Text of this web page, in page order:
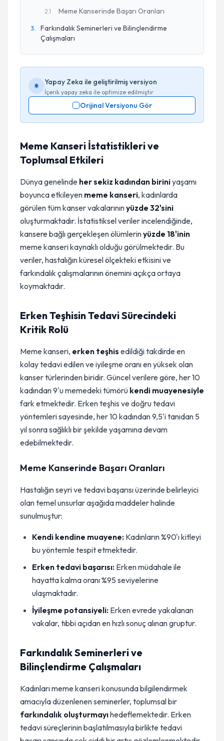
2.1 Meme Kanserinde Başarı Oranları
3.
Farkındalık Seminerleri ve Bilinçlendirme
Çalışmaları
Yapay Zeka ile geliştirilmiş versiyon
İçerik yapay zeka ile optimize edilmiştir
Orijinal Versiyonu Gör
Meme Kanseri İstatistikleri ve
Toplumsal Etkileri
Dünya genelinde her sekiz kadından biriniyaşamı
boyunca etkileyen meme kanseri, kadınlarda
görülen tüm kanser vakalarınınyüzde 32'sini
oluşturmaktadır. İstatistiksel veriler incelendiğinde,
kansere bağlı gerçekleşen ölümlerinyüzde 18'inin
meme kanseri kaynaklı olduğu görülmektedir. Bu
veriler, hastalığın küresel ölçekteki etkisini ve
farkındalık çalışmalarının önemini açıkça ortaya
koymaktadır.
Erken Teşhisin Tedavi Sürecindeki
Kritik Rolü
Meme kanseri, erken teşhis edildiği takdirde en
kolay tedavi edilen ve iyileşme oranı en yüksek olan
kanser türlerinden biridir. Güncel verilere göre, her 10
kadından 9'u memedeki tümörü kendi muayenesiyle
fark etmektedir. Erken teşhis ve doğru tedavi
yöntemleri sayesinde, her 10 kadından 9,5'i tanıdan 5
yıl sonra sağlıklı bir şekilde yaşamına devam
edebilmektedir.
Meme Kanserinde Başarı Oranları
Hastalığın seyri ve tedavi başarısı üzerinde belirleyici
olan temel unsurlar aşağıda maddeler halinde
sunulmuştur:
Kendi kendine muayene: Kadınların %90'ı kitleyi
bu yöntemle tespit etmektedir.
Erken tedavi başarısı: Erken müdahale ile
hayatta kalma oranı %95 seviyelerine
ulaşmaktadır.
İyileşme potansiyeli: Erken evrede yakalanan
vakalar, tıbbi açıdan en hızlı sonuç alınan gruptur.
Farkındalık Seminerleri ve
Bilinçlendirme Çalışmaları
Kadınları meme kanseri konusunda bilgilendirmek
amacıyla düzenlenen seminerler, toplumsal bir
farkındalık oluşturmayıhedeflemektedir. Erken
tedavi süreçlerinin başlatılmasıyla birlikte tedavi